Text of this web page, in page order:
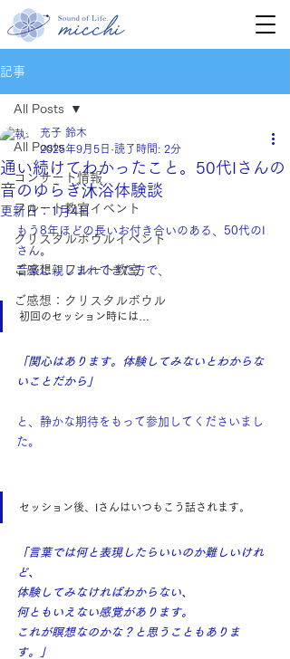
記事
All Posts
コンサート情報
フルート教室イベント
クリスタルボウルイベント
ご感想：フルート教室
ご感想：クリスタルボウル
All Posts
通い続けてわかったこと。50代Iさんの
音のゆらぎ沐浴体験談
充子 鈴木
2025年9月5日 読了時間: 2分
更新日：1月4日
もう8年ほどの長いお付き合いのある、50代のI
さん。
音楽に親しまれてきた方で、
初回のセッション時には…
「関心はあります。体験してみないとわからな
いことだから」
と、静かな期待をもって参加してくださいまし
た。
セッション後、Iさんはいつもこう話されます。
「言葉では何と表現したらいいのか難しいけれ
ど、
体験してみなければわからない、
何ともいえない感覚があります。
これが瞑想なのかな？と思うこともありま
す。」